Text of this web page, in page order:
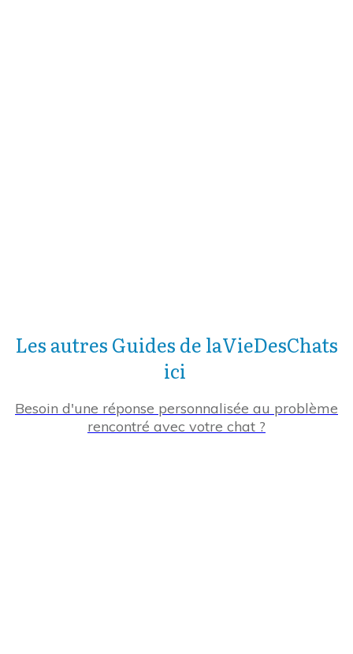
Les autres Guides de laVieDesChats
ici
Besoin d'une réponse personnalisée au problème
rencontré avec votre chat ?